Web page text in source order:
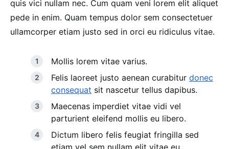
quis vici nullam nec. Cum quam veni lorem elit aliquet
pede in enim. Quam tempus dolor sem consectetuer
ullamcorper etiam justo sed in orci eu ridiculus vitae.
Mollis lorem vitae varius.
Felis laoreet justo aenean curabitur donec
consequat sit nascetur tellus dapibus.
Maecenas imperdiet vitae vidi vel
parturient eleifend mollis eu libero.
Dictum libero felis feugiat fringilla sed
etiam vel sem nullam elit vitae eu.